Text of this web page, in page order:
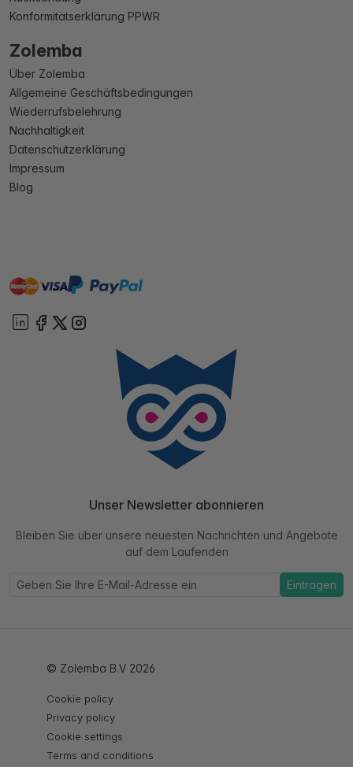
Konformitätserklärung PPWR
Zolemba
Über Zolemba
Allgemeine Geschäftsbedingungen
Wiederrufsbelehrung
Nachhaltigkeit
Datenschutzerklärung
Impressum
Blog
mastervisa paypal
Unser Newsletter abonnieren
Bleiben Sie über unsere neuesten Nachrichten und Angebote
auf dem Laufenden
Eintragen
© Zolemba B.V 2026
Cookie policy
Privacy policy
Cookie settings
Terms and conditions